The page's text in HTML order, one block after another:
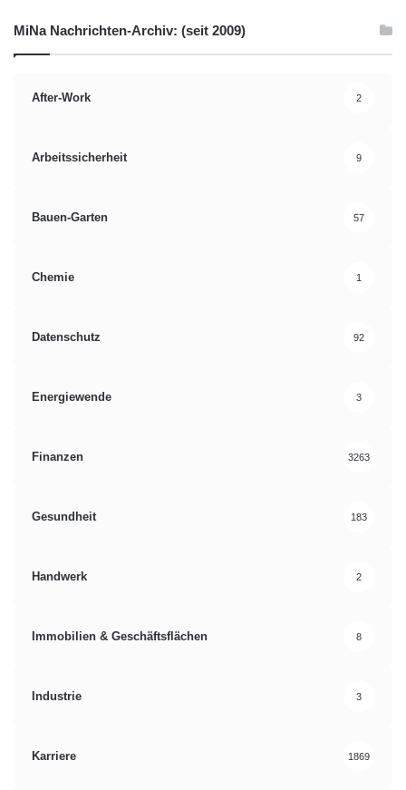
MiNa Nachrichten-Archiv: (seit 2009)
After-Work 2
Arbeitssicherheit 9
Bauen-Garten 57
Chemie 1
Datenschutz 92
Energiewende 3
Finanzen 3263
Gesundheit 183
Handwerk 2
Immobilien & Geschäftsflächen 8
Industrie 3
Karriere 1869